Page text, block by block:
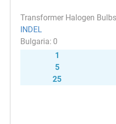
Transformer Halogen
INDEL
0
1
5
25